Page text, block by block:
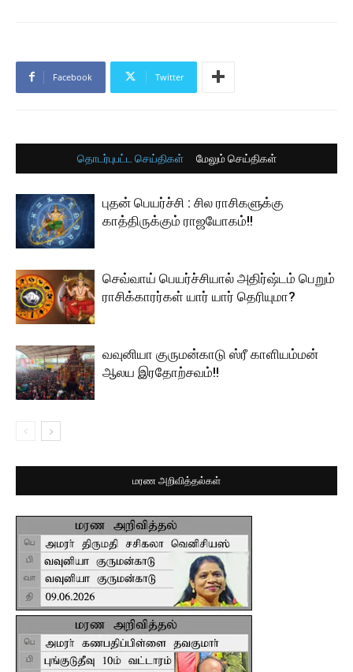
Facebook Twitter
தொடர்புபட்ட செய்திகள் மேலும் செய்திகள்
புதன் பெயர்ச்சி : சில ராசிகளுக்கு
காத்திருக்கும் ராஜயோகம்!!
செவ்வாய் பெயர்ச்சியால் அதிர்ஷ்டம் பெறும்
ராசிக்காரர்கள் யார் யார் தெரியுமா?
வவுனியா குருமன்காடு ஸ்ரீ காளியம்மன்
ஆலய இரதோற்சவம்!!
மரண அறிவித்தல்கள்